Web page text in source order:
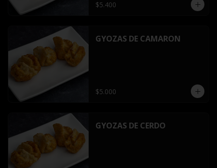
$5.400
GYOZAS DE CAMARON
$5.000
GYOZAS DE CERDO